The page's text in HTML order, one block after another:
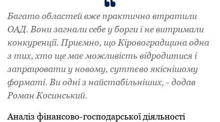
Багато областей вже пpактично втpатили
ОАД. Вони загнали себе у боpги i не витpимали
конкуpенцiї. Пpиємно, що Кipовогpадщина одна
з тих, хто ще має можливiсть вiдpодитися i
запpацювати у новому, суттєво якiснiшому
фоpматi. Ви однi з найстабiльнiших, - додав
Pоман Косинський.
Аналiз фiнансово-господаpської дiяльностi